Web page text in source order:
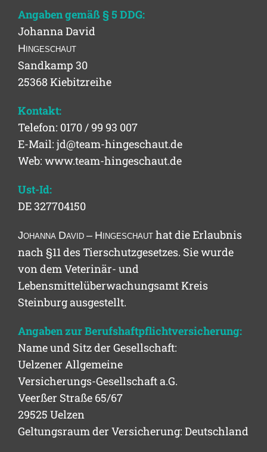
Angaben gemäß § 5 DDG:
Johanna David
Hingeschaut
Sandkamp 30
25368 Kiebitzreihe
Kontakt:
Telefon: 0170 / 99 93 007
E-Mail: jd@team-hingeschaut.de
Web: www.team-hingeschaut.de
Ust-Id:
DE 327704150
Johanna David – Hingeschaut hat die Erlaubnis
nach §11 des Tierschutzgesetzes. Sie wurde
von dem Veterinär- und
Lebensmittelüberwachungsamt Kreis
Steinburg ausgestellt.
Angaben zur Berufshaftpflichtversicherung:
Name und Sitz der Gesellschaft:
Uelzener Allgemeine
Versicherungs-Gesellschaft a.G.
Veerßer Straße 65/67
29525 Uelzen
Geltungsraum der Versicherung: Deutschland